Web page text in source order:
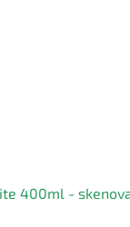
400ml -